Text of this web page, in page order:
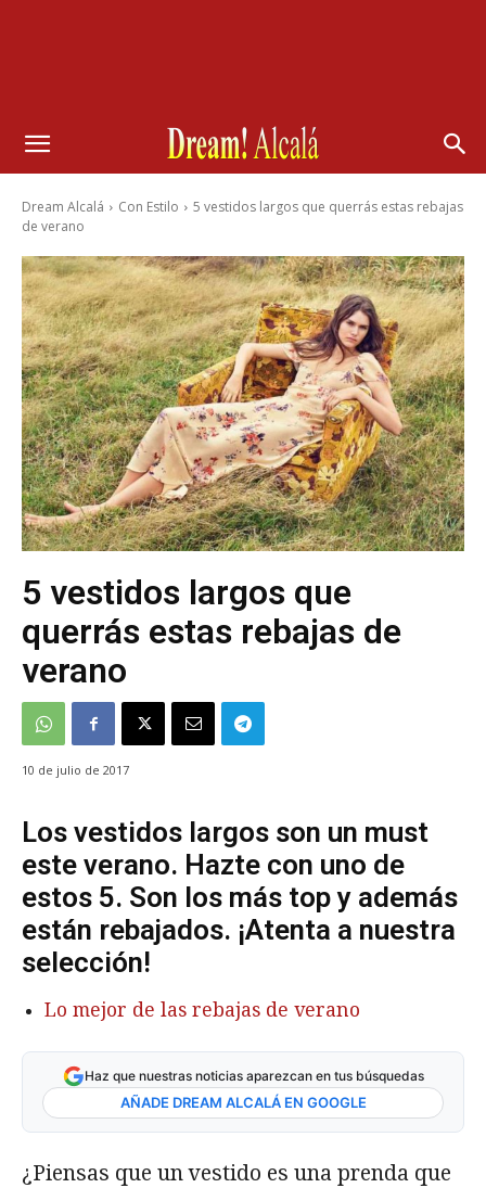
Dream Alcalá Con Estilo
5 vestidos largos que querrás estas rebajas
de verano
5 vestidos largos que
querrás estas rebajas de
verano
10 de julio de 2017
Los vestidos largos son un must
este verano. Hazte con uno de
estos 5. Son los más top y además
están rebajados. ¡Atenta a nuestra
selección!
Lo mejor de las rebajas de verano
Haz que nuestras noticias aparezcan en tus búsquedas
AÑADE DREAM ALCALÁ EN GOOGLE
¿Piensas que un vestido es una prenda que